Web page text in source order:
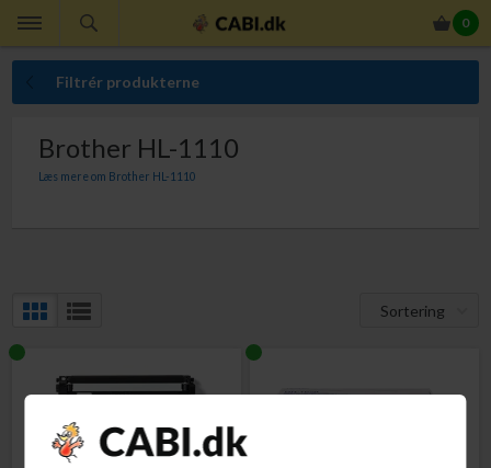
0
Filtrér produkterne
Brother HL-1110
Læs mere om Brother HL-1110
Sortering